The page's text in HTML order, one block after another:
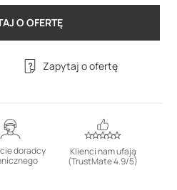
O OFERTĘ
Zapytaj o ofertę
doradcy
Klienci nam ufają
(TrustMate 4.9/5)